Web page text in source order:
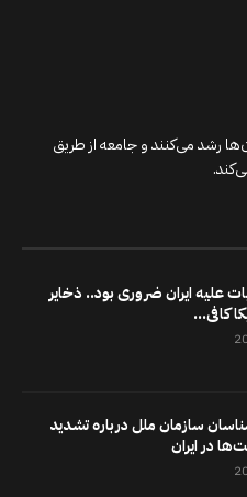
رشد می‌کنند و جامعه از طریق
علیه ایران ضروری بود.. ذخایر
کافی...
سازمان ملل درباره تشدید
در ایران